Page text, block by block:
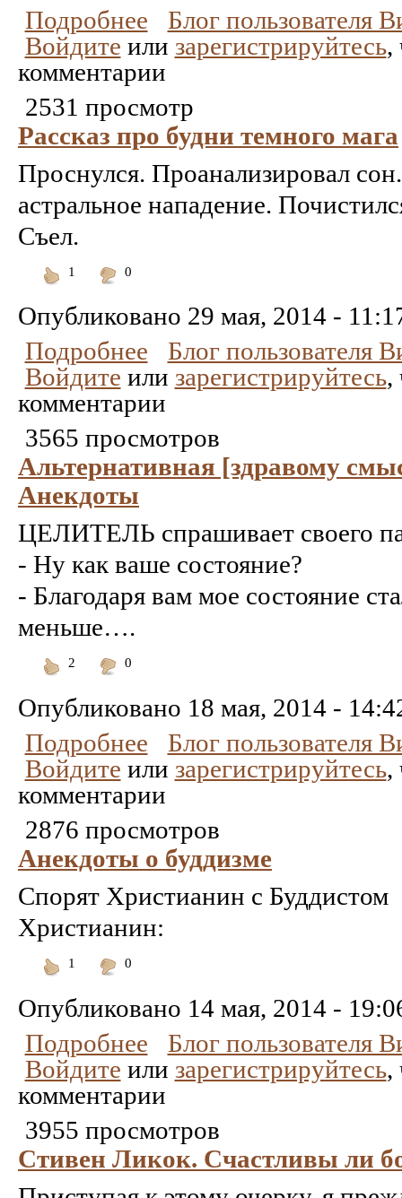
Подробнее
Блог пользователя
Войдите или зарегистрируйтесь,
комментарии
2531 просмотр
Рассказ про будни темного мага
Проснулся. Проанализировал
астральное нападение.
Съел.
1
0
Опубликовано 29 мая, 2014 -
Подробнее
Блог пользователя
Войдите или зарегистрируйтесь,
комментарии
3565 просмотров
Альтернативная [здравому
Анекдоты
ЦЕЛИТЕЛЬ спрашивает своего
- Ну как ваше состояние?
- Благодаря вам мое состояние
меньше….
2
0
Опубликовано 18 мая, 2014 -
Подробнее
Блог пользователя
Войдите или зарегистрируйтесь,
комментарии
2876 просмотров
Анекдоты о буддизме
Спорят Христианин с Буддистом
Христианин:
1
0
Опубликовано 14 мая, 2014 -
Подробнее
Блог пользователя
Войдите или зарегистрируйтесь,
комментарии
3955 просмотров
Стивен Ликок. Счастливы ли